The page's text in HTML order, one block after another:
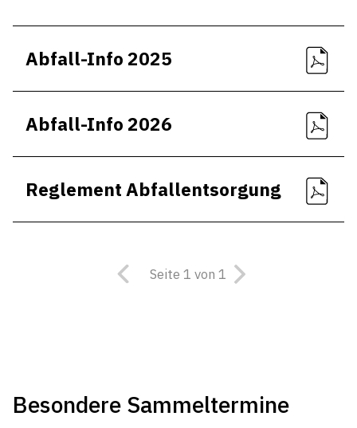
Abfall-Info 2025
Abfall-Info 2026
Reglement Abfallentsorgung
Seite 1 von 1
Besondere Sammeltermine